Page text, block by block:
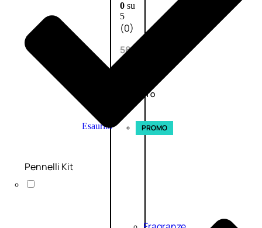
0su
5
(0)
58,00
ESAURITO
Esaurito PROMO
Pennelli Kit